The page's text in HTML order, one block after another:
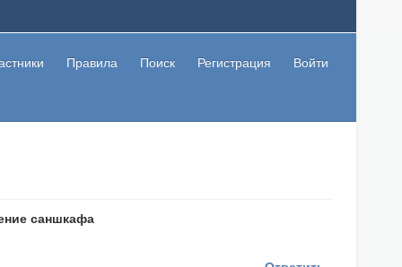
Правила Поиск Регистрация Войти
саншкафа